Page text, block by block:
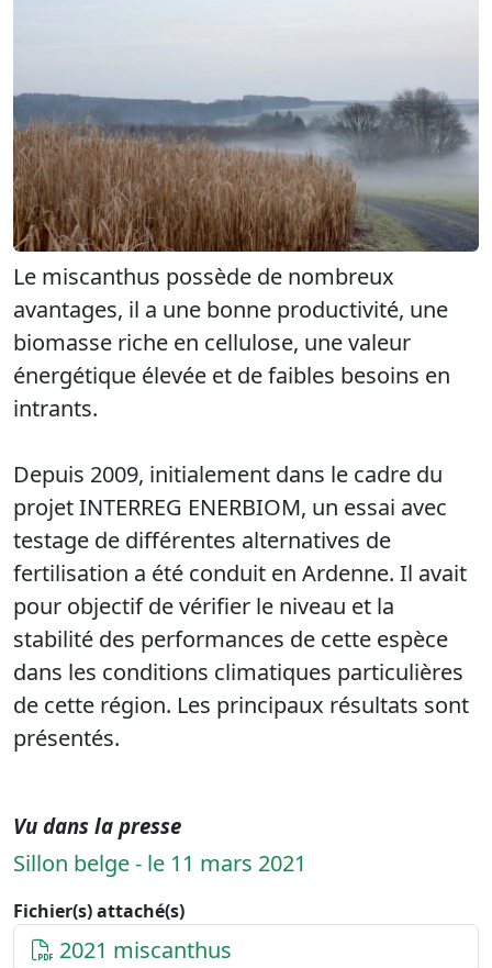
Le miscanthus possède de nombreux
avantages, il a une bonne productivité, une
biomasse riche en cellulose, une valeur
énergétique élevée et de faibles besoins en
intrants.
Depuis 2009, initialement dans le cadre du
projet INTERREG ENERBIOM, un essai avec
testage de différentes alternatives de
fertilisation a été conduit en Ardenne. Il avait
pour objectif de vérifier le niveau et la
stabilité des performances de cette espèce
dans les conditions climatiques particulières
de cette région. Les principaux résultats sont
présentés.
Vu dans la presse
Sillon belge - le 11 mars 2021
Fichier(s) attaché(s)
2021 miscanthus